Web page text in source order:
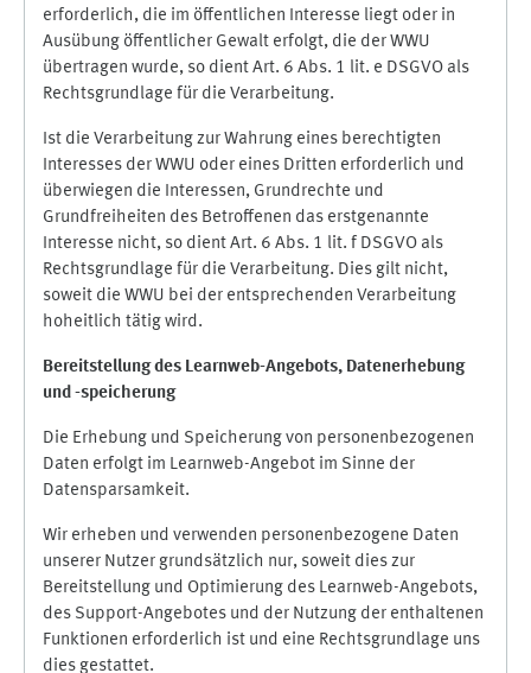
erforderlich, die im öffentlichen Interesse liegt oder in
Ausübung öffentlicher Gewalt erfolgt, die der WWU
übertragen wurde, so dient Art. 6 Abs. 1 lit. e DSGVO als
Rechtsgrundlage für die Verarbeitung.
Ist die Verarbeitung zur Wahrung eines berechtigten
Interesses der WWU oder eines Dritten erforderlich und
überwiegen die Interessen, Grundrechte und
Grundfreiheiten des Betroffenen das erstgenannte
Interesse nicht, so dient Art. 6 Abs. 1 lit. f DSGVO als
Rechtsgrundlage für die Verarbeitung. Dies gilt nicht,
soweit die WWU bei der entsprechenden Verarbeitung
hoheitlich tätig wird.
Bereitstellung des Learnweb-Angebots, Datenerhebung
und -speicherung
Die Erhebung und Speicherung von personenbezogenen
Daten erfolgt im Learnweb-Angebot im Sinne der
Datensparsamkeit.
Wir erheben und verwenden personenbezogene Daten
unserer Nutzer grundsätzlich nur, soweit dies zur
Bereitstellung und Optimierung des Learnweb-Angebots,
des Support-Angebotes und der Nutzung der enthaltenen
Funktionen erforderlich ist und eine Rechtsgrundlage uns
dies gestattet.